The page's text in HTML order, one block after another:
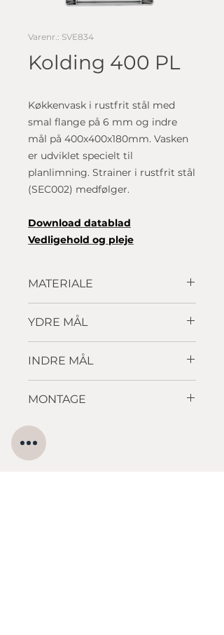
Varenr.: SVE834
Kolding 400 PL
Køkkenvask i rustfrit stål med
smal flange på 6 mm og indre
mål på 400x400x180mm. Vasken
er udviklet specielt til
planlimning. Strainer i rustfrit stål
(SEC002) medfølger.
Download datablad
Vedligehold og pleje
MATERIALE
YDRE MÅL
INDRE MÅL
MONTAGE
Underlimning